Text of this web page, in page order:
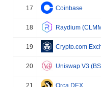
17 Coinbase
18 Raydium
19 Crypto.com
20 Uniswap V3
21 Orca DEX